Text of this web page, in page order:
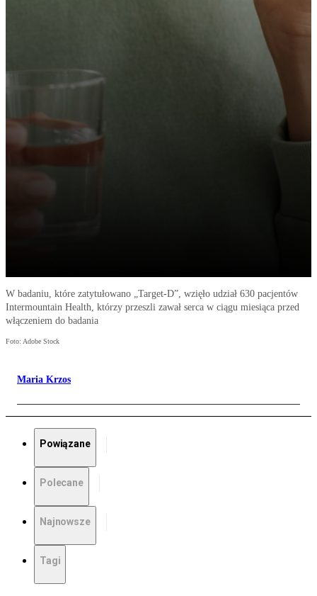
W badaniu, które zatytułowano „Target-D”, wzięło udział 630 pacjentów
Intermountain Health, którzy przeszli zawał serca w ciągu miesiąca przed
włączeniem do badania
Foto: Adobe Stock
Maria Krzos
Powiązane
Polecane
Najnowsze
Tagi